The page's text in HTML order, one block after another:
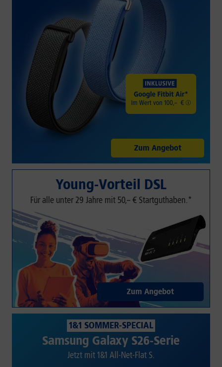
Zum Angebot
Young-Vorteil DSL
Für alle unter 29 Jahre mit 50,– € Startguthaben.*
Zum Angebot
1&1 SOMMER-SPECIAL
Samsung Galaxy S26-Serie
Jetzt mit 1&1 All-Net-Flat S.